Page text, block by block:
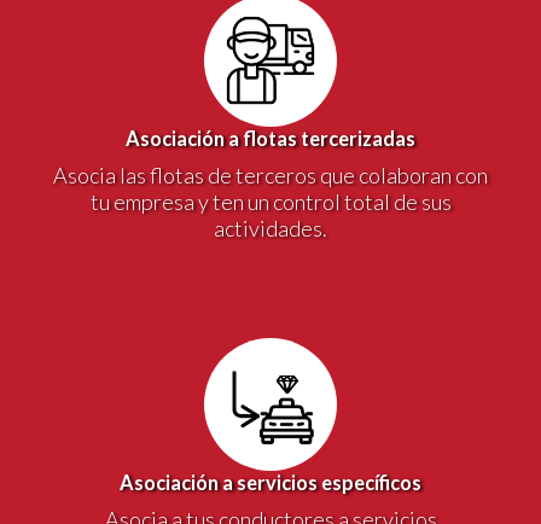
Asociación a flotas tercerizadas
Asocia las flotas de terceros que colaboran con
tu empresa y ten un control total de sus
actividades.
Asociación a servicios específicos